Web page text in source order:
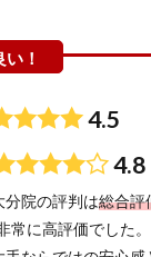
4.5
4.8
院の評判は総合評
常に高評価でした。